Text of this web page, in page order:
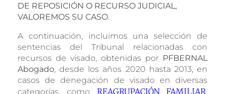
DE REPOSICIÓN O RECURSO JUDICIAL,
VALOREMOS SU CASO.
A continuación, incluimos una selección de
sentencias del Tribunal relacionadas con
recursos de visado, obtenidas por PFBERNAL
Abogado, desde los años 2020 hasta 2013, en
casos de denegación de visado en diversas
categorías, como REAGRUPACIÓN FAMILIAR,